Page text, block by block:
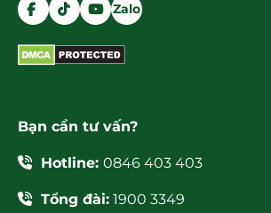
Zalo
Bạn cần tư vấn?
Hotline: 0846 403 403
Tổng đài: 1900 3349